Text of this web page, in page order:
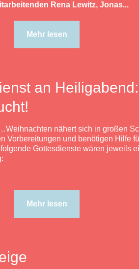
Rena Lewitz, Jonas...
Mehr lesen
an Heiligabend:
nähert sich in großen
Vorbereitungen und benötigen Hilfe
Gottesdienste wären jeweils
Mehr lesen